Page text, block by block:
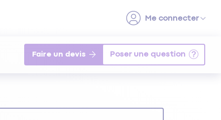
Faire un devis